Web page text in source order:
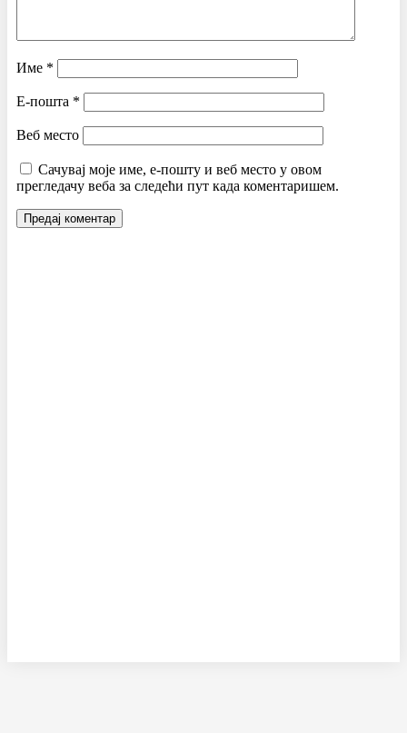
Име *
Е-пошта *
Веб место
Сачувај моје име, е-пошту и веб место у овом
прегледачу веба за следећи пут када коментаришем.